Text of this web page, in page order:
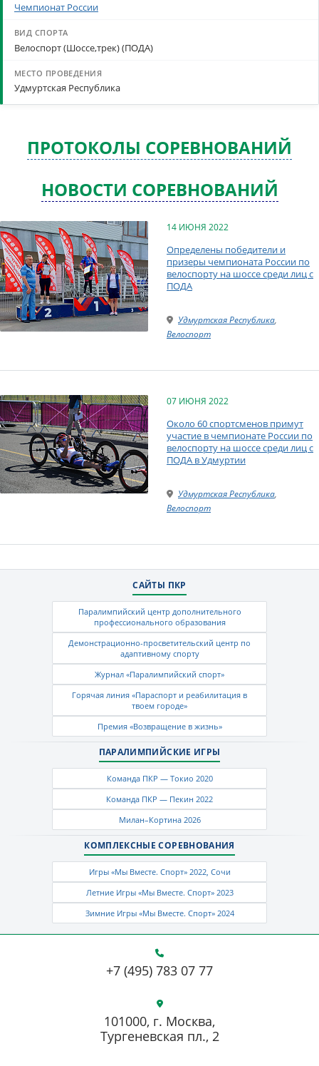
Чемпионат России
Велоспорт (Шоссе,трек) (ПОДА)
Удмуртская Республика
ПРОТОКОЛЫ СОРЕВНОВАНИЙ
НОВОСТИ СОРЕВНОВАНИЙ
14 ИЮНЯ 2022
Определены победители и
призеры чемпионата России по
велоспорту на шоссе среди лиц с
ПОДА
Удмуртская Республика,
Велоспорт
07 ИЮНЯ 2022
Около 60 спортсменов примут
участие в чемпионате России по
велоспорту на шоссе среди лиц с
ПОДА в Удмуртии
Удмуртская Республика,
Велоспорт
САЙТЫ ПКР
Паралимпийский центр дополнительного
профессионального образования
Демонстрационно-просветительский центр по
адаптивному спорту
Журнал «Паралимпийский спорт»
Горячая линия «Параспорт и реабилитация в
твоем городе»
Премия «Возвращение в жизнь»
ПАРАЛИМПИЙСКИЕ ИГРЫ
Команда ПКР — Токио 2020
Команда ПКР — Пекин 2022
Милан–Кортина 2026
КОМПЛЕКСНЫЕ СОРЕВНОВАНИЯ
Игры «Мы Вместе. Спорт» 2022, Сочи
Летние Игры «Мы Вместе. Спорт» 2023
Зимние Игры «Мы Вместе. Спорт» 2024
+7 (495) 783 07 77
101000, г. Москва,
Тургеневская пл., 2